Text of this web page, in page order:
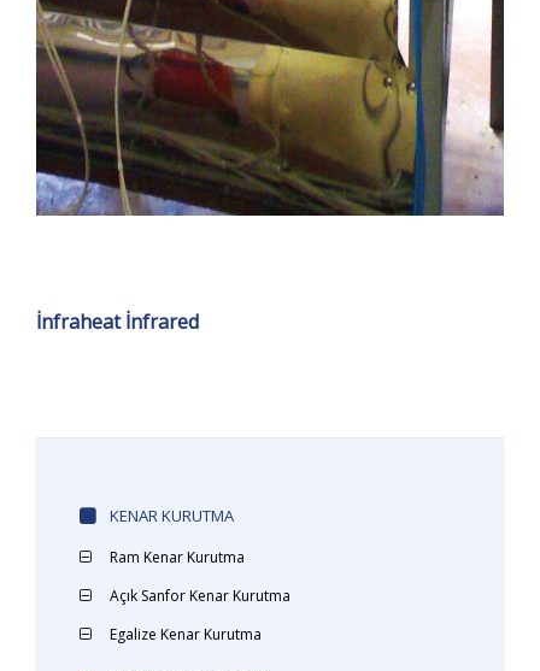
İnfraheat İnfrared
KENAR KURUTMA
Ram Kenar Kurutma
Açık Sanfor Kenar Kurutma
Egalize Kenar Kurutma